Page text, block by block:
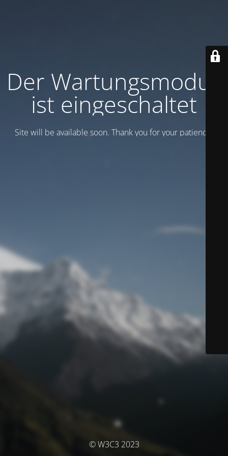
Der Wartungsmodus
ist eingeschaltet
Site will be available soon. Thank you for your patience!
© W3C3 2023